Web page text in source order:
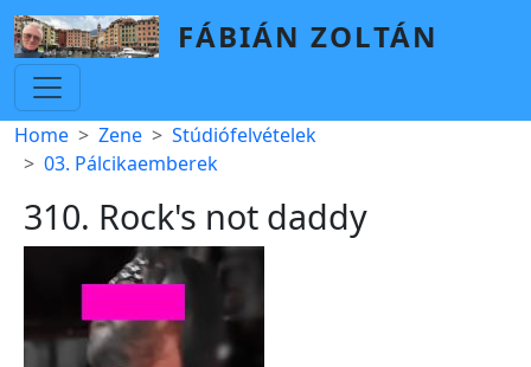
Skip to main content
FÁBIÁN ZOLTÁN
Breadcrumb
Home Zene
Stúdiófelvételek
03. Pálcikaemberek
310. Rock's not daddy